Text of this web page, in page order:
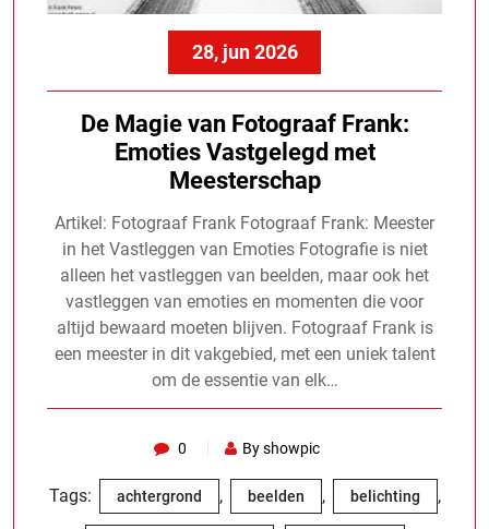
28, jun 2026
De Magie van Fotograaf Frank:
Emoties Vastgelegd met
Meesterschap
Artikel: Fotograaf Frank Fotograaf Frank: Meester
in het Vastleggen van Emoties Fotografie is niet
alleen het vastleggen van beelden, maar ook het
vastleggen van emoties en momenten die voor
altijd bewaard moeten blijven. Fotograaf Frank is
een meester in dit vakgebied, met een uniek talent
om de essentie van elk…
0 By showpic
Tags: achtergrond , beelden , belichting ,